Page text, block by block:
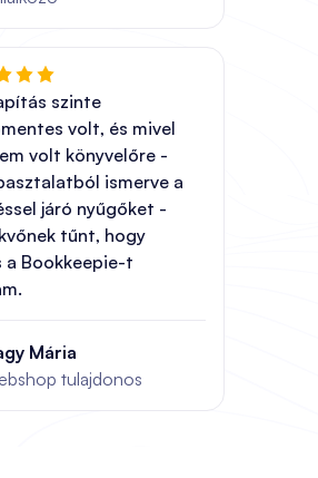
szinte
volt, és mivel
volt könyvelőre -
ismerve a
járó nyűgőket -
tűnt, hogy
a Bookkeepie-t
Mária
tulajdonos